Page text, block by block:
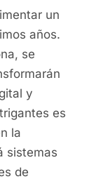
un
años.
se
y
es
la
sistemas
de